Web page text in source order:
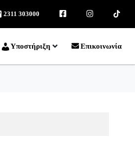
2311 303000 facebook instagramTikTok
Υποστήριξη Επικοινωνία